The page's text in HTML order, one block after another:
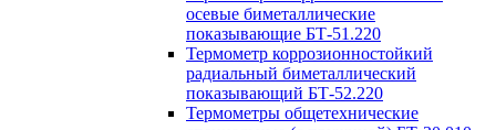
осевые биметаллические
показывающие БТ-51.220
Термометр коррозионностойкий
радиальный биметаллический
показывающий БТ-52.220
Термометры общетехнические